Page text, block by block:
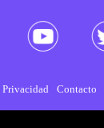
Privacidad Contacto